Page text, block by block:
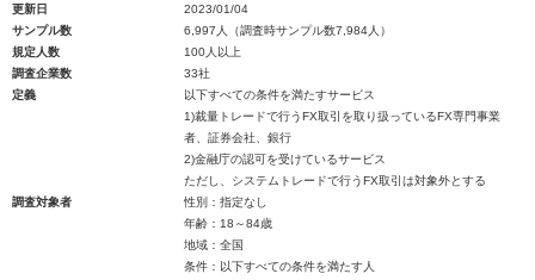
更新日
2023/01/04
サンプル数
6,997人（調査時サンプル数7,984人）
規定人数
100人以上
調査企業数
33社
定義
以下すべての条件を満たすサービス
1)裁量トレードで行うFX取引を取り扱っているFX専門事業
者、証券会社、銀行
2)金融庁の認可を受けているサービス
ただし、システムトレードで行うFX取引は対象外とする
調査対象者
性別：指定なし
年齢：18～84歳
地域：全国
条件：以下すべての条件を満たす人